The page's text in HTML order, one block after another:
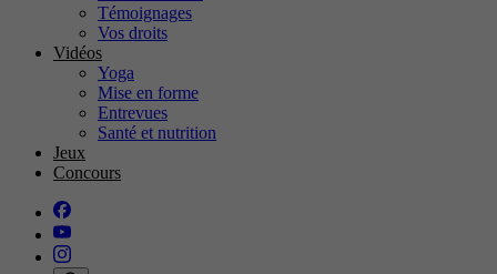
Témoignages
Vos droits
Vidéos
Yoga
Mise en forme
Entrevues
Santé et nutrition
Jeux
Concours